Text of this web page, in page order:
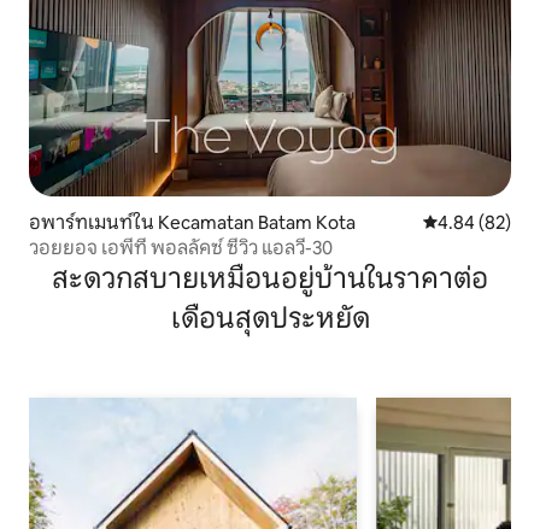
อพาร์ทเมนท์ใน Kecamatan Batam Kota คะแนนเฉลี่ย
4.84 (82)
วอยยอจ เอพีที พอลลัคซ์ ซีวิว แอลวี-30
สะดวกสบายเหมือนอยู่บ้านในราคาต่อ
เดือนสุดประหยัด